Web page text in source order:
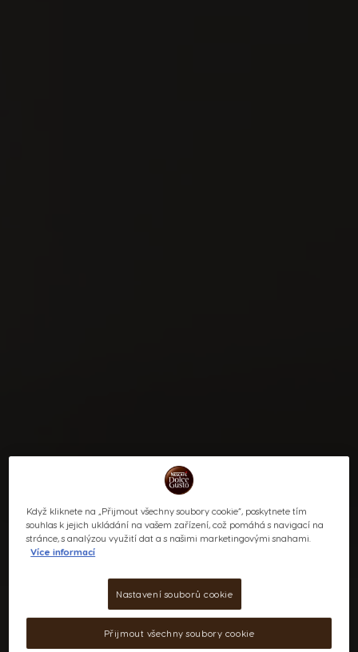
Když kliknete na „Přijmout všechny soubory cookie“, poskytnete tím
souhlas k jejich ukládání na vašem zařízení, což pomáhá s navigací na
stránce, s analýzou využití dat a s našimi marketingovými snahami.
Více informací
Nastavení souborů cookie
Přijmout všechny soubory cookie